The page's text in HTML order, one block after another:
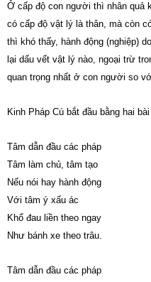
Ở cấp độ con người thì nhân quả
có cấp độ vật lý là thân, mà còn
thì khó thấy, hành động (nghiệp)
lại dấu vết vật lý nào, ngoại trừ
quan trọng nhất ở con người so
Kinh Pháp Cú bắt đầu bằng hai
Tâm dẫn đầu các pháp
Tâm làm chủ, tâm tạo
Nếu nói hay hành động
Với tâm ý xấu ác
Khổ đau liền theo ngay
Như bánh xe theo trâu.
Tâm dẫn đầu các pháp